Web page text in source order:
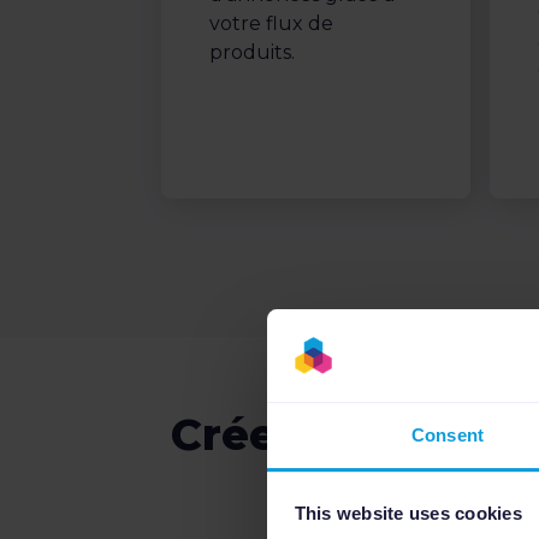
Consent
This website uses cookies
votre flux de
produits.
Créez,
Ads